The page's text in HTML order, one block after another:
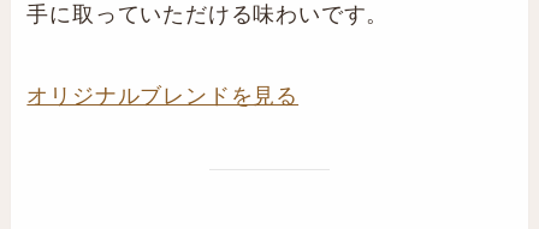
手に取っていただける味わいです。
オリジナルブレンドを見る